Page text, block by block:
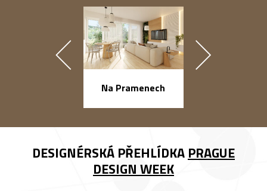
Na Pramenech
DESIGNÉRSKÁ PŘEHLÍDKA PRAGUE
DESIGN WEEK